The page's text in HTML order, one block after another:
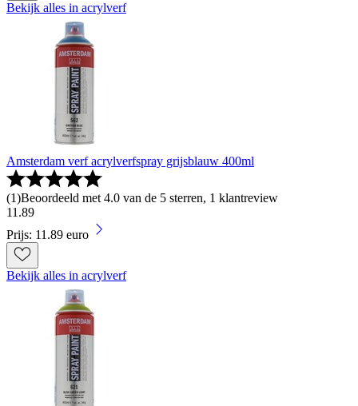
Bekijk alles in acrylverf
Amsterdam verf acrylverfspray grijsblauw 400ml
(1)Beoordeeld met 4.0 van de 5 sterren, 1 klantreview
11 .89
Prijs: 11.89 euro
Bekijk alles in acrylverf